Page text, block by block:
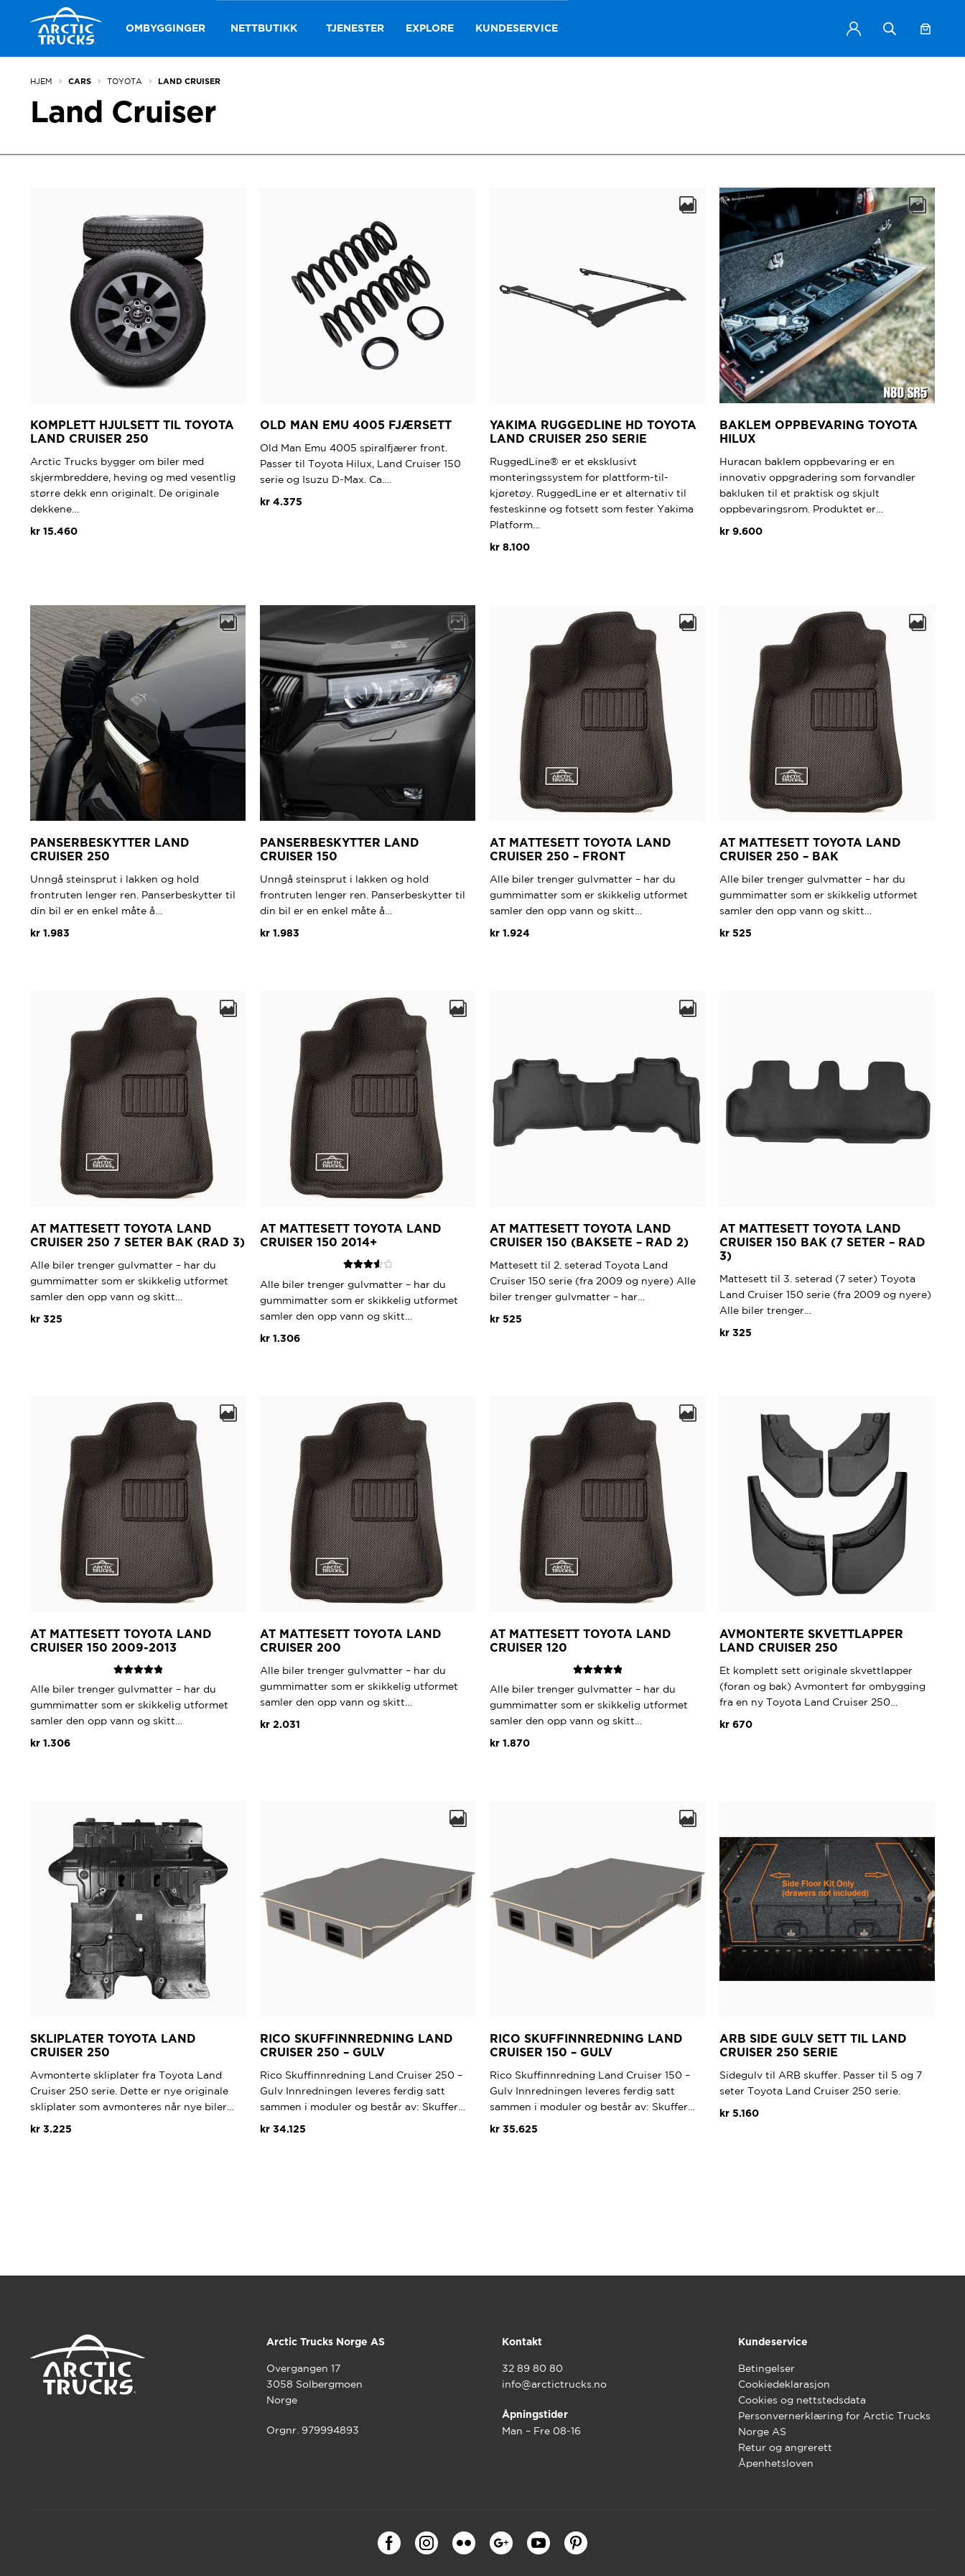
Hopp
til
navigasjon
Hopp
til
innhold
OMBYGGINGER NETTBUTIKK TJENESTER EXPLORE KUNDESERVICE
HJEM CARS TOYOTA LAND CRUISER
Land Cruiser
KOMPLETT HJULSETT TIL TOYOTA
LAND CRUISER 250
Arctic Trucks bygger om biler med
skjermbreddere, heving og med vesentlig
større dekk enn originalt. De originale
dekkene…
kr 15.460
OLD MAN EMU 4005 FJÆRSETT
Old Man Emu 4005 spiralfjærer front.
Passer til Toyota Hilux, Land Cruiser 150
serie og Isuzu D-Max. Ca.…
kr 4.375
YAKIMA RUGGEDLINE HD TOYOTA
LAND CRUISER 250 SERIE
RuggedLine® er et eksklusivt
monteringssystem for plattform-til-
kjøretøy. RuggedLine er et alternativ til
festeskinne og fotsett som fester Yakima
Platform…
kr 8.100
BAKLEM OPPBEVARING TOYOTA
HILUX
Huracan baklem oppbevaring er en
innovativ oppgradering som forvandler
bakluken til et praktisk og skjult
oppbevaringsrom. Produktet er…
kr 9.600
PANSERBESKYTTER LAND
CRUISER 250
Unngå steinsprut i lakken og hold
frontruten lenger ren. Panserbeskytter til
din bil er en enkel måte å…
kr 1.983
flere
varianter.
Alternativene
kan
velges
på
produktsiden
PANSERBESKYTTER LAND
CRUISER 150
Unngå steinsprut i lakken og hold
frontruten lenger ren. Panserbeskytter til
din bil er en enkel måte å…
kr 1.983
flere
varianter.
Alternativene
kan
velges
på
produktsiden
AT MATTESETT TOYOTA LAND
CRUISER 250 – FRONT
Alle biler trenger gulvmatter – har du
gummimatter som er skikkelig utformet
samler den opp vann og skitt…
kr 1.924
AT MATTESETT TOYOTA LAND
CRUISER 250 – BAK
Alle biler trenger gulvmatter – har du
gummimatter som er skikkelig utformet
samler den opp vann og skitt…
kr 525
AT MATTESETT TOYOTA LAND
CRUISER 250 7 SETER BAK (RAD 3)
Alle biler trenger gulvmatter – har du
gummimatter som er skikkelig utformet
samler den opp vann og skitt…
kr 325
AT MATTESETT TOYOTA LAND
CRUISER 150 2014+
3.67av 5
Alle biler trenger gulvmatter – har du
gummimatter som er skikkelig utformet
samler den opp vann og skitt…
kr 1.306
AT MATTESETT TOYOTA LAND
CRUISER 150 (BAKSETE – RAD 2)
Mattesett til 2. seterad Toyota Land
Cruiser 150 serie (fra 2009 og nyere) Alle
biler trenger gulvmatter – har…
kr 525
AT MATTESETT TOYOTA LAND
CRUISER 150 BAK (7 SETER – RAD
3)
Mattesett til 3. seterad (7 seter) Toyota
Land Cruiser 150 serie (fra 2009 og nyere)
Alle biler trenger…
kr 325
AT MATTESETT TOYOTA LAND
CRUISER 150 2009-2013
av 5
Alle biler trenger gulvmatter – har du
gummimatter som er skikkelig utformet
samler den opp vann og skitt…
kr 1.306
AT MATTESETT TOYOTA LAND
CRUISER 200
Alle biler trenger gulvmatter – har du
gummimatter som er skikkelig utformet
samler den opp vann og skitt…
kr 2.031
AT MATTESETT TOYOTA LAND
CRUISER 120
av 5
Alle biler trenger gulvmatter – har du
gummimatter som er skikkelig utformet
samler den opp vann og skitt…
kr 1.870
AVMONTERTE SKVETTLAPPER
LAND CRUISER 250
Et komplett sett originale skvettlapper
(foran og bak) Avmontert før ombygging
fra en ny Toyota Land Cruiser 250…
kr 670
SKLIPLATER TOYOTA LAND
CRUISER 250
Avmonterte skliplater fra Toyota Land
Cruiser 250 serie. Dette er nye originale
skliplater som avmonteres når nye biler…
kr 3.225
RICO SKUFFINNREDNING LAND
CRUISER 250 – GULV
Rico Skuffinnredning Land Cruiser 250 –
Gulv Innredningen leveres ferdig satt
sammen i moduler og består av: Skuffer…
kr 34.125
RICO SKUFFINNREDNING LAND
CRUISER 150 – GULV
Rico Skuffinnredning Land Cruiser 150 –
Gulv Innredningen leveres ferdig satt
sammen i moduler og består av: Skuffer…
kr 35.625
ARB SIDE GULV SETT TIL LAND
CRUISER 250 SERIE
Sidegulv til ARB skuffer. Passer til 5 og 7
seter Toyota Land Cruiser 250 serie.
kr 5.160
Arctic Trucks Norge AS
Overgangen 17
3058 Solbergmoen
Norge
Orgnr. 979994893
Kontakt
32 89 80 80
info@arctictrucks.no
Åpningstider
Man – Fre 08-16
Kundeservice
Betingelser
Cookiedeklarasjon
Cookies og nettstedsdata
Personvernerklæring for Arctic Trucks
Norge AS
Retur og angrerett
Åpenhetsloven